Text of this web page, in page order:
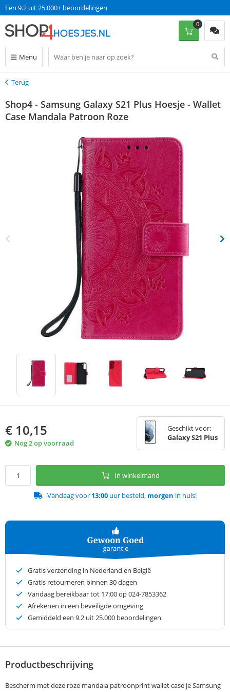
Een 9.2 uit 25.000+ beoordelingen
Menu
0
Terug
Terug
Shop4 - Samsung Galaxy S21 Plus Hoesje - Wallet
Case Mandala Patroon Roze
€ 10,15
Nog 2 op voorraad
Geschikt voor:
Galaxy S21 Plus
In winkelmand
Vandaag voor 13:00uur besteld, morgen in huis!
Gratis verzending in Nederland en België
Gratis retourneren binnen 30 dagen
Vandaag bereikbaar tot 17:00 op 024-7853362
Afrekenen in een beveiligde omgeving
Gemiddeld een 9.2 uit 25.000 beoordelingen
Productbeschrijving
Bescherm met deze roze mandala patroonprint wallet case je Samsung